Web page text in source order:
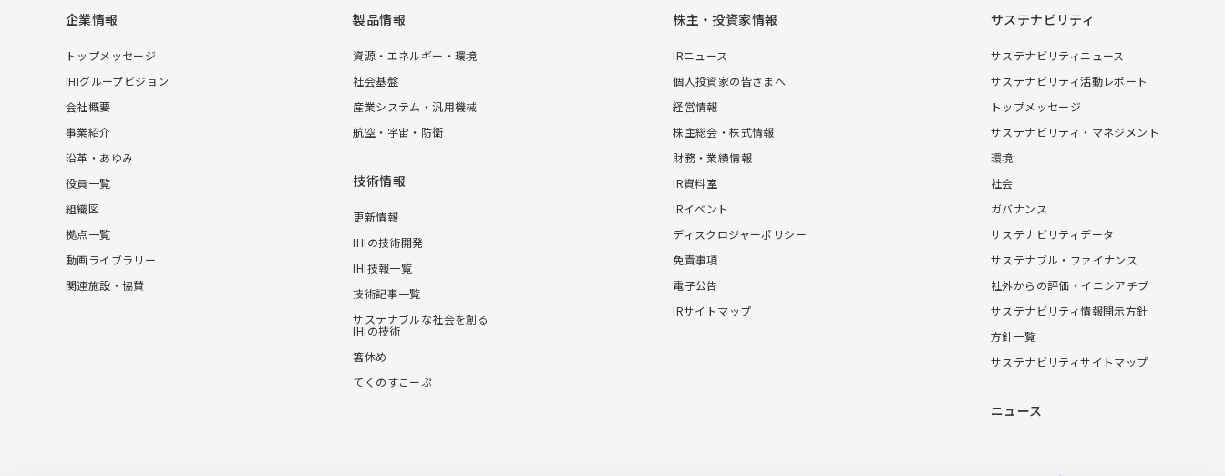
企業情報
トップメッセージ
IHIグループビジョン
会社概要
事業紹介
沿革・あゆみ
役員一覧
組織図
拠点一覧
動画ライブラリー
関連施設・協賛
製品情報
資源・エネルギー・環境
社会基盤
産業システム・汎用機械
航空・宇宙・防衛
技術情報
更新情報
IHIの技術開発
IHI技報一覧
技術記事一覧
サステナブルな社会を創る
IHIの技術
箸休め
てくのすこーぷ
株主・投資家情報
IRニュース
個人投資家の皆さまへ
経営情報
株主総会・株式情報
財務・業績情報
IR資料室
IRイベント
ディスクロジャーポリシー
免責事項
電子公告
IRサイトマップ
サステナビリティ
サステナビリティニュース
サステナビリティ活動レポート
トップメッセージ
サステナビリティ・マネジメント
環境
社会
ガバナンス
サステナビリティデータ
サステナブル・ファイナンス
社外からの評価・イニシアチブ
サステナビリティ情報開示方針
方針一覧
サステナビリティサイトマップ
ニュース